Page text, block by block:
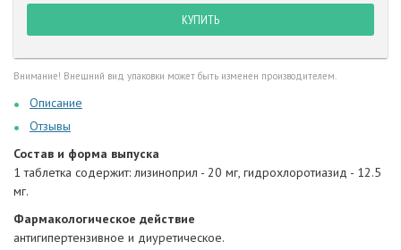
КУПИТЬ
Внимание! Внешний вид упаковки может быть изменен производителем.
Описание
Отзывы
Состав и форма выпуска
1 таблетка содержит: лизиноприл - 20 мг, гидрохлоротиазид - 12.5
мг.
Фармакологическое действие
антигипертензивное и диуретическое.